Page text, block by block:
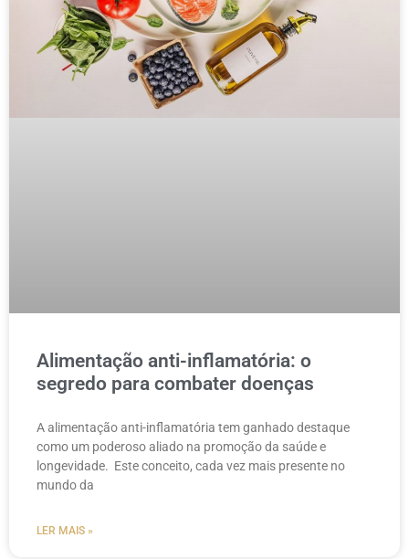
Alimentação anti-inflamatória: o
segredo para combater doenças
A alimentação anti-inflamatória tem ganhado destaque
como um poderoso aliado na promoção da saúde e
longevidade. Este conceito, cada vez mais presente no
mundo da
LER MAIS »